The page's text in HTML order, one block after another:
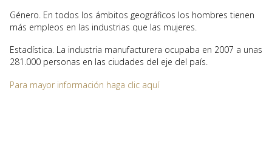
Género. En todos los ámbitos geográficos los hombres tienen
más empleos en las industrias que las mujeres.
Estadística. La industria manufacturera ocupaba en 2007 a unas
281.000 personas en las ciudades del eje del país.
Para mayor información haga clic aquí